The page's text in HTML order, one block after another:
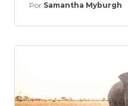
Por Samantha Myburgh